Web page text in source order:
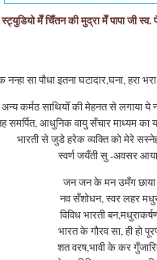
स्ट्युडियो मेँ चिँतन की मुद्रा मेँ पापा जी स्व.
सा पौधा इतना घटादार,घना, हरा
कर्मठ साथियोँ की मेहनत से लगाया ये
समर्पित, आधुनिक वायु सँचार माध्यम का
भारती से जुडे हरेक व्यक्ति को मेरे
स्वर्ण जयँती सु -अवसर
जन जन के मन उमँग छाया
नव सँशोधन, स्वर लहर
विविध भारती
भारत के गौरव सा, ही हो
शत वरष,भावी के कर